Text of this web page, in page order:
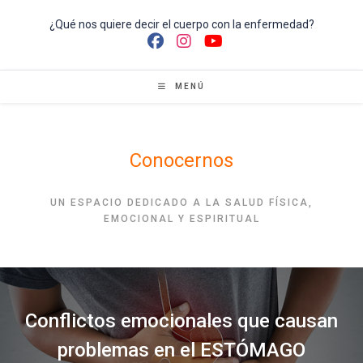
¿Qué nos quiere decir el cuerpo con la enfermedad?
MENÚ
Conocernos
UN ESPACIO DEDICADO A LA SALUD FÍSICA,
EMOCIONAL Y ESPIRITUAL
Conflictos emocionales que causan
problemas en el ESTÓMAGO